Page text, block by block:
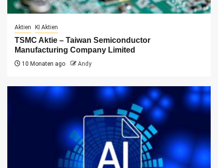
Aktien KI Aktien
TSMC Aktie – Taiwan Semiconductor
Manufacturing Company Limited
10 Monaten ago Andy